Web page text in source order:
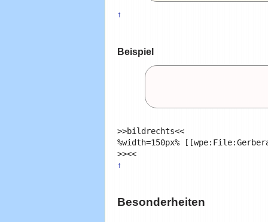
↑
Beispiel
>>bildrechts<<
%width=150px%
>><<
↑
Besonderheiten